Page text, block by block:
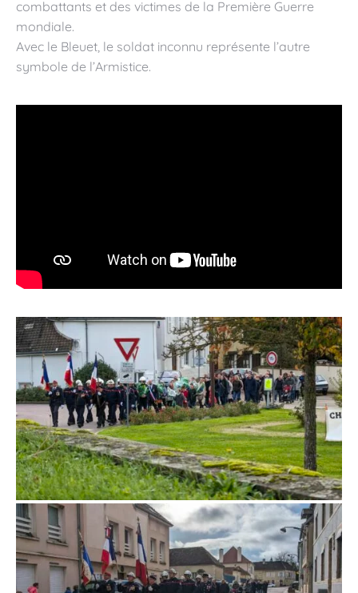
combattants et des victimes de la Première Guerre
mondiale.
Avec le Bleuet, le soldat inconnu représente l’autre
symbole de l’Armistice.